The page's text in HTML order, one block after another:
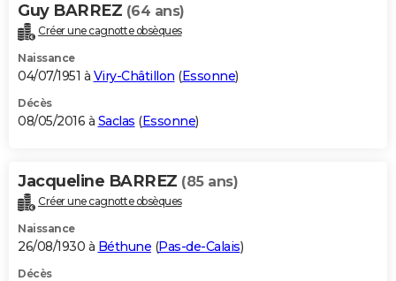
Guy BARREZ (64 ans)
Créer une cagnotte obsèques
Naissance
04/07/1951 à Viry-Châtillon (Essonne)
Décès
08/05/2016 à Saclas (Essonne)
Jacqueline BARREZ (85 ans)
Créer une cagnotte obsèques
Naissance
26/08/1930 à Béthune (Pas-de-Calais)
Décès